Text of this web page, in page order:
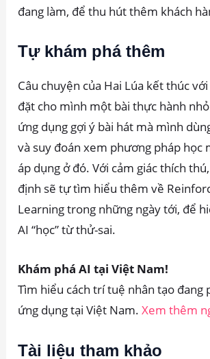
đang làm, để thu hút thêm khách
Tự khám phá thêm
Câu chuyện của Hai Lúa kết thúc
đặt cho mình một bài thực hành
ứng dụng gợi ý bài hát mà mình
và suy đoán xem phương pháp học
áp dụng ở đó. Với cảm giác thích
định sẽ tự tìm hiểu thêm về
Learning trong những ngày tới, để
AI “học” từ thử-sai.
Khám phá AI tại Việt Nam!
Tìm hiểu cách trí tuệ nhân tạo đang
ứng dụng tại Việt Nam.Xem thêm
Tài liệu tham khảo